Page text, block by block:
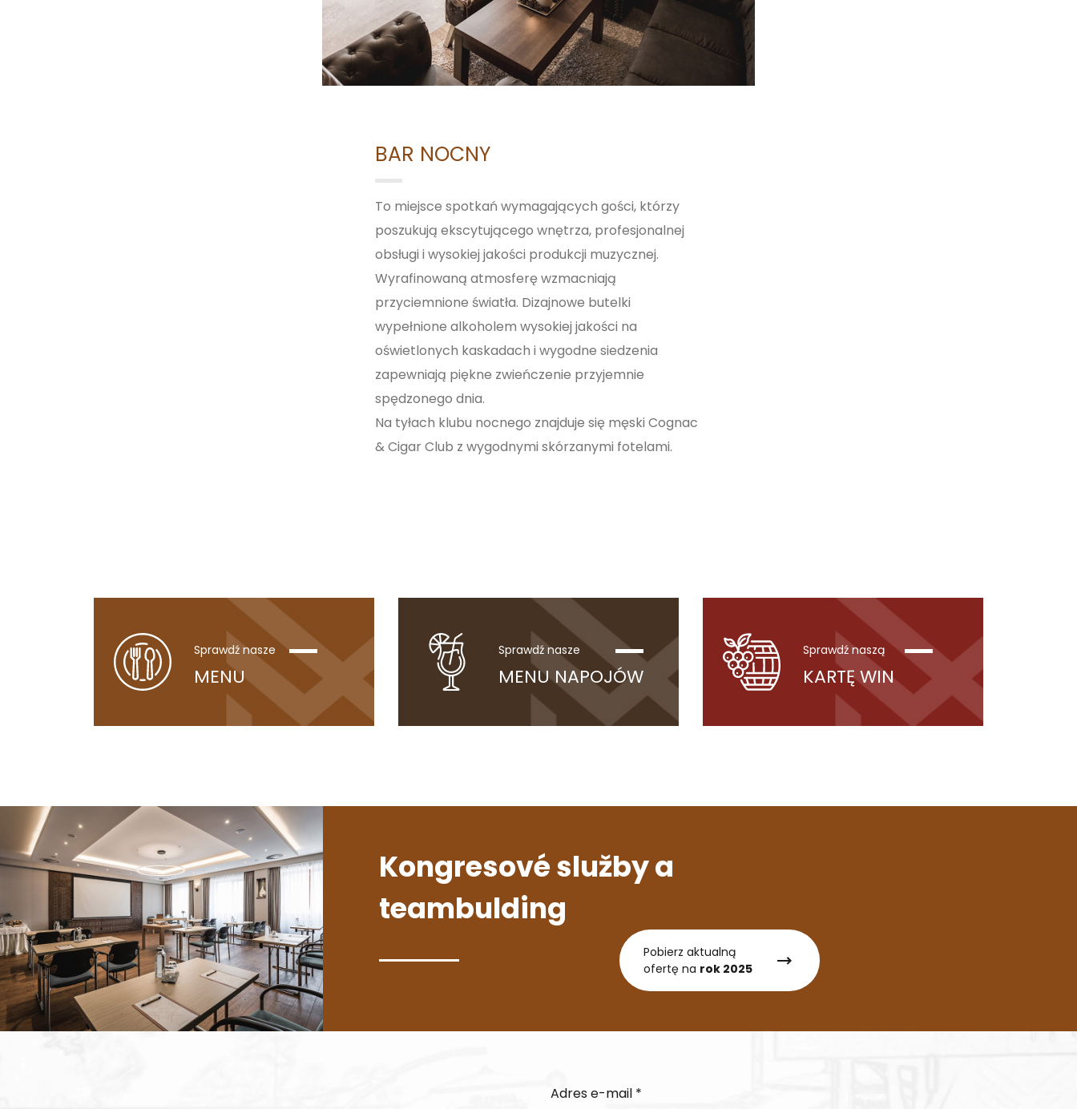
BAR NOCNY
To miejsce spotkań wymagających gości, którzy
poszukują ekscytującego wnętrza, profesjonalnej
obsługi i wysokiej jakości produkcji muzycznej.
Wyrafinowaną atmosferę wzmacniają
przyciemnione światła. Dizajnowe butelki
wypełnione alkoholem wysokiej jakości na
oświetlonych kaskadach i wygodne siedzenia
zapewniają piękne zwieńczenie przyjemnie
spędzonego dnia.
Na tyłach klubu nocnego znajduje się męski Cognac
& Cigar Club z wygodnymi skórzanymi fotelami.
Sprawdź nasze
MENU
Sprawdź nasze
MENU NAPOJÓW
Sprawdź naszą
KARTĘ WIN
Kongresové služby a
teambulding
Pobierz aktualną
ofertę na rok 2025
Adres e-mail *